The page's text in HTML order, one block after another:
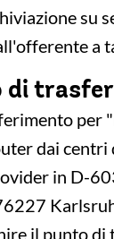
su
a
di
per
dai centri
in D-
il punto di